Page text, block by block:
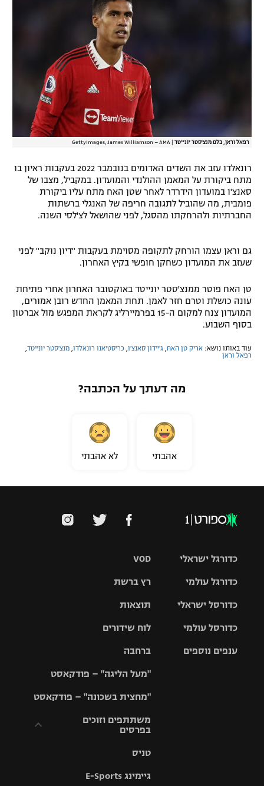
רשיון להקרנה פומבית לבית עסק
המגזין
רפאל וראן, בלם מנצ'סטר יונייטד GettyImages, James Williamson – AMA
רונאלדו עזב את השדים האדומים בנובמבר 2022 בעקבות ראיון בו
מתח ביקורת על המאמן ההולנדי והמועדון. במקביל, מצבו של
סאנצ'ו במועדון הידרדר לאחר שטן האח מתח עליו ביקורת
פומבית, מה שהוביל לתגובה חריפה של האנגלי ברשתות
החברתיות ולהרחקתו מהסגל, לפני שהושאל לצ'לסי השנה.
גם וראן עצמו הורחק לתקופה מסוימת בעקבות "דיון נוקב" לפני
שעזב את המועדון כשחקן חופשי בקיץ האחרון.
טן האח פוטר ממנצ'סטר יונייטד באוקטובר האחרון אחרי פתיחת
עונה כושלת וטרם חזר לאמן. תחת המאמן החדש רובן אמורים,
המועדון צנח למקום ה-15 בפרמיירליג לקראת המפגש מול אברטון
בסוף השבוע.
עוד באותו נושא: אריק טן האח ג'יידון סאנצ'ו כריסטיאנו רונאלדו מנצ'סטר יונייטד
רפאל וראן
מה דעתך על הכתבה?
אהבתי לא אהבתי
VOD
רץ ברשת
תוצאות
לוח שידורים
ברחבה
"מעל הליגה" – פודקאסט
"מחצית בשכונה" – פודקאסט
משתתפים וזוכים
בפרסים
וזוכים בפרסים
טניס
גיימינג E-Sports
כדורגל ישראלי
גביע הטוטו
כדורגל עולמי
האלופות
ליגה
כדורסל ישראלי
סל
כדורסל עולמי
ענפים נוספים